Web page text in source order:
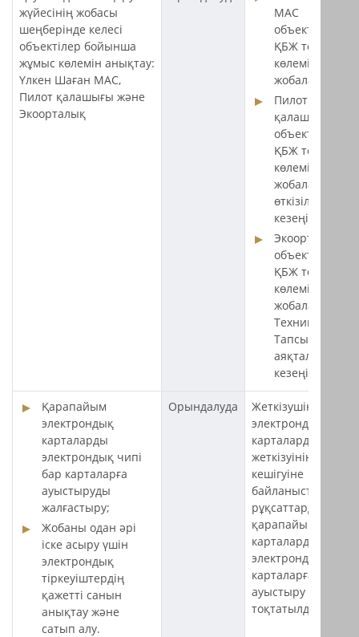
жүйесінің жобасы
шеңберінде келесі
объектілер бойынша
жұмыс көлемін анықтау:
Үлкен Шаған МАС,
Пилот қалашығы және
Экоорталық
МАС
объектісіндегі
ҚБЖ толық
көлемі
жобалануда.
Пилот
қалашығы
объектісіндегі
ҚБЖ толық
көлемін
жобалау
өткізілу
кезеңінде.
Экоорталық
объектісіндегі
ҚБЖ толық
көлемін
жобалау
Техникалық
Тапсырыстың
аяқталу
кезеңінде.
Қарапайым
электрондық
карталарды
электрондық чипі
бар карталарға
ауыстыруды
жалғастыру;
Жобаны одан әрі
іске асыру үшін
электрондық
тіркеуіштердің
қажетті санын
анықтау және
сатып алу.
Орындалуда
Жеткізушінің
электрондық
карталарды
жеткізуінің
кешігуіне
байланысты
рұқсаттарды
қарапайым
карталардан
электрондық
карталарға
ауыстыру процесі
тоқтатылды.